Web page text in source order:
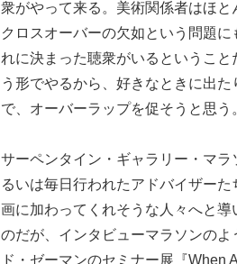
衆がやって来る。美術関係者はほ
クロスオーバーの欠如という問題
れに決まった聴衆がいるというこ
う形でやるから、好きなときに出
で、オーバーラップを促そうと思う
サーペンタイン・ギャラリー・マ
るいは毎日行われたアドバイザー
画に加わってくれそうな人々へと
のだが、インタビューマラソンの
ド・ゼーマンのセミナー展『When